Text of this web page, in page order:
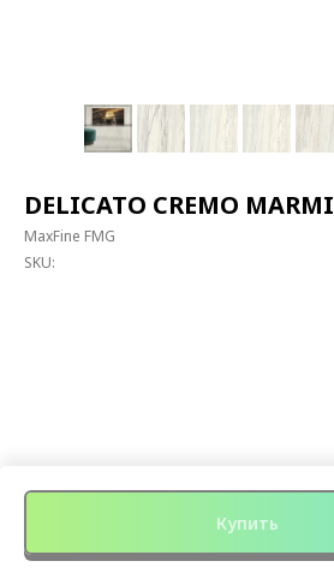
DELICATO CREMO MARMI
MaxFine FMG
SKU:
Купить